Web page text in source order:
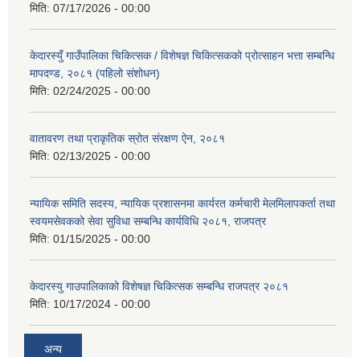
मिति: 07/17/2026 - 00:00
केदारस्युँ गाउँपालिका चिकित्सक / विशेषज्ञ चिकित्सकको प्रोत्साहन भत्ता सम्बन्धि
मापदण्ड, २०८१ (पहिलो संशोधन)
मिति: 02/24/2025 - 00:00
वातावरण तथा प्राकृतिक स्रोत संरक्षण ऐन, २०८१
मिति: 02/13/2025 - 00:00
न्यायिक समिति सदस्य, न्यायिक प्रशासनमा कार्यरत कर्मचारी मेलमिलापकर्ता तथा
स्वयमसेवकको सेवा सुविधा सम्बन्धि कार्यविधि २०८१, राजपत्र
मिति: 01/15/2025 - 00:00
केदारस्यु गाउपालिकाको विशेषज्ञ चिकित्सक सम्बन्धि राजपत्र २०८१
मिति: 10/17/2024 - 00:00
अन्य